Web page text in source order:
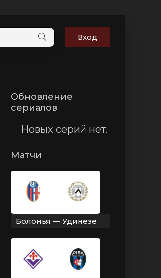
Вход
Обновление
сериалов
Новых серий нет.
Матчи
Болонья — Удинезе